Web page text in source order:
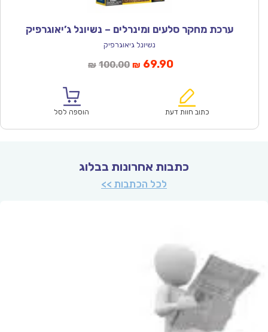
ערכת מחקר סלעים ומינרלים – נשיונל ג’יאוגרפיק
נשיונל גיאוגרפיק
₪ 100.00המחיר
₪100.00.
₪ 69.90המחיר
הוא:
כתוב חוות דעת הוספה לסל
כתבות אחרונות בבלוג
לכל הכתבות >>